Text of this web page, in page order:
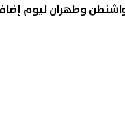
واشنطن وطهران ليوم